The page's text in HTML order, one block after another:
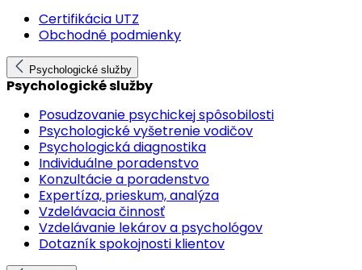
Certifikácia UTZ
Obchodné podmienky
Psychologické služby
Psychologické služby
Posudzovanie psychickej spôsobilosti
Psychologické vyšetrenie vodičov
Psychologická diagnostika
Individuálne poradenstvo
Konzultácie a poradenstvo
Expertíza, prieskum, analýza
Vzdelávacia činnosť
Vzdelávanie lekárov a psychológov
Dotazník spokojnosti klientov